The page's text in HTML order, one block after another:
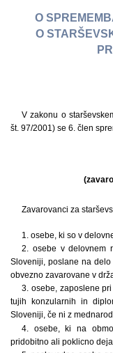
O
O
V zakonu o
št. 97/2001) se 6. člen
Zavarovanci za
1. osebe, ki so v
2. osebe v delovnem
Sloveniji, poslane na
obvezno zavarovane v
3. osebe, zaposlene
tujih konzularnih in
Sloveniji, če ni z
4. osebe, ki na
pridobitno ali poklicno